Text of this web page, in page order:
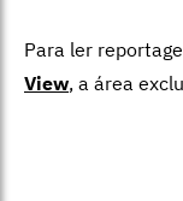
Para ler
View, a área